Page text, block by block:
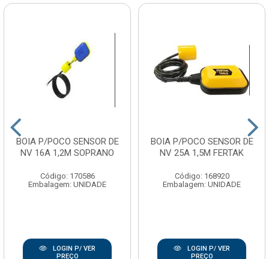
BOIA P/POCO SENSOR DE
NV 16A 1,2M SOPRANO
Código: 170586
Embalagem: UNIDADE
LOGIN P/ VER
PREÇO
BOIA P/POCO SENSOR DE
NV 25A 1,5M FERTAK
Código: 168920
Embalagem: UNIDADE
LOGIN P/ VER
PREÇO